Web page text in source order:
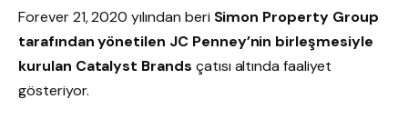
Forever 21, 2020 yılından beri Simon Property Group
tarafından yönetilen JC Penney’nin birleşmesiyle
kurulan Catalyst Brands çatısı altında faaliyet
gösteriyor.